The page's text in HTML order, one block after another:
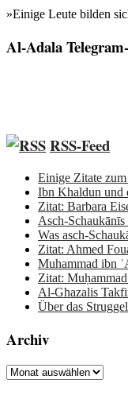
»Einige Leute bilden
Al-Adala
RSS-Feed
Einige Zitate
Ibn Khaldun und
Zitat: Barbara
Asch-
Was asch-
Zitat: Ahmed
Muhammad ibn
Zitat:
Al-Ghazalis
Über das
Archiv
Archiv